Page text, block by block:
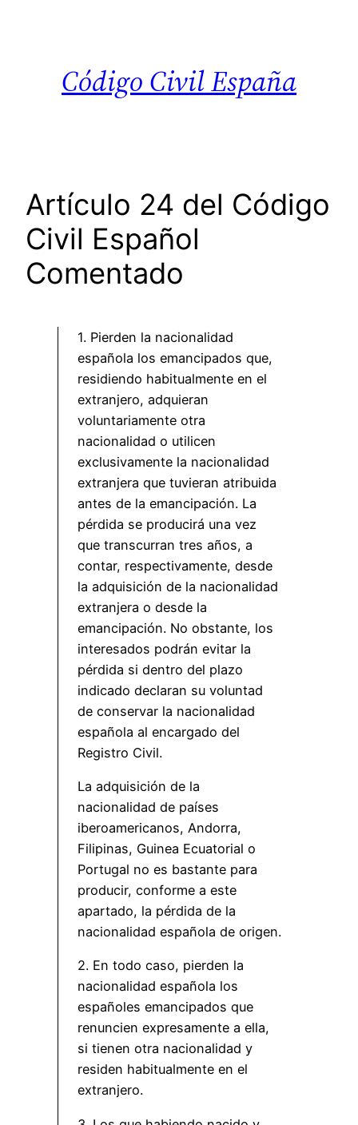
Código Civil España
Artículo 24 del Código
Civil Español
Comentado
1. Pierden la nacionalidad
española los emancipados que,
residiendo habitualmente en el
extranjero, adquieran
voluntariamente otra
nacionalidad o utilicen
exclusivamente la nacionalidad
extranjera que tuvieran atribuida
antes de la emancipación. La
pérdida se producirá una vez
que transcurran tres años, a
contar, respectivamente, desde
la adquisición de la nacionalidad
extranjera o desde la
emancipación. No obstante, los
interesados podrán evitar la
pérdida si dentro del plazo
indicado declaran su voluntad
de conservar la nacionalidad
española al encargado del
Registro Civil.
La adquisición de la
nacionalidad de países
iberoamericanos, Andorra,
Filipinas, Guinea Ecuatorial o
Portugal no es bastante para
producir, conforme a este
apartado, la pérdida de la
nacionalidad española de origen.
2. En todo caso, pierden la
nacionalidad española los
españoles emancipados que
renuncien expresamente a ella,
si tienen otra nacionalidad y
residen habitualmente en el
extranjero.